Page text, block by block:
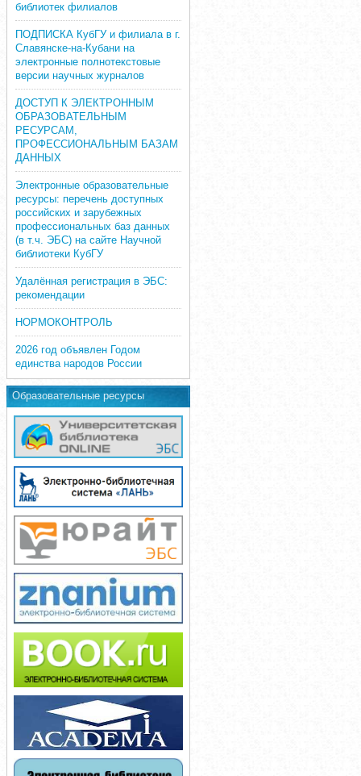
библиотек филиалов
ПОДПИСКА КубГУ и филиала в г.
Славянске-на-Кубани на
электронные полнотекстовые
версии научных журналов
ДОСТУП К ЭЛЕКТРОННЫМ
ОБРАЗОВАТЕЛЬНЫМ
РЕСУРСАМ,
ПРОФЕССИОНАЛЬНЫМ БАЗАМ
ДАННЫХ
Электронные образовательные
ресурсы: перечень доступных
российских и зарубежных
профессиональных баз данных
(в т.ч. ЭБС) на сайте Научной
библиотеки КубГУ
Удалённая регистрация в ЭБС:
рекомендации
НОРМОКОНТРОЛЬ
2026 год объявлен Годом
единства народов России
Образовательные ресурсы